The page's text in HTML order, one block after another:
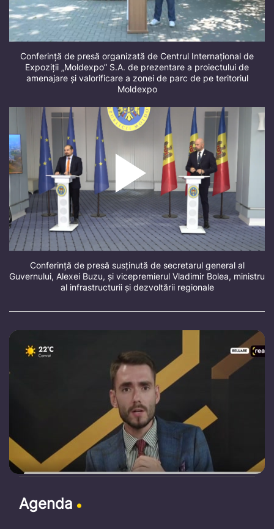
Conferință de presă organizată de Centrul Internațional de
Expoziții „Moldexpo” S.A. de prezentare a proiectului de
amenajare și valorificare a zonei de parc de pe teritoriul
Moldexpo
Conferință de presă susținută de secretarul general al
Guvernului, Alexei Buzu, și vicepremierul Vladimir Bolea, ministru
al infrastructurii și dezvoltării regionale
Agenda